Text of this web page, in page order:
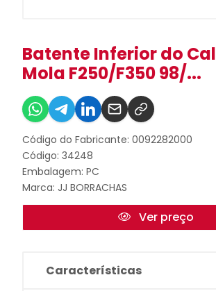
Batente Inferior do
Mola F250/F350 98/...
Código do Fabricante: 0092282000
Código: 34248
Embalagem: PC
Marca: JJ BORRACHAS
Ver preço
Características